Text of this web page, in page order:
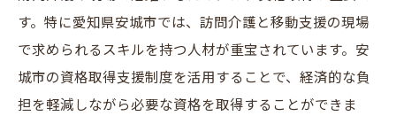
す。特に愛知県安城市では、訪問介護と移動支援の現場
で求められるスキルを持つ人材が重宝されています。安
城市の資格取得支援制度を活用することで、経済的な負
担を軽減しながら必要な資格を取得することができま